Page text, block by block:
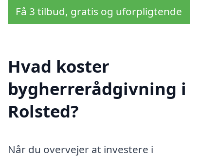
Få 3 tilbud, gratis og uforpligtende
Hvad koster
bygherrerådgivning i
Rolsted?
Når du overvejer at investere i